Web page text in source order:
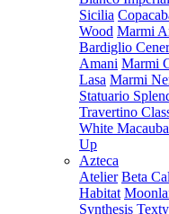
Sicilia
Wood Marmi
Bardiglio
Amani Marmi
Lasa Marmi
Statuario
Travertino
White Macauba
Up
Azteca
Atelier Beta
Habitat
Synthesis